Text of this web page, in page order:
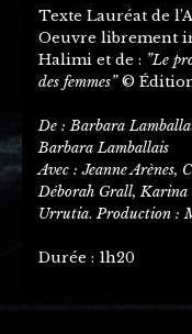
Texte Lauréat de
Oeuvre librement
Halimi et de : ”Le
des femmes”©
De : Barbara
Barbara Lamballais
Avec : Jeanne
Déborah Grall, Karina
Urrutia.Production :
Durée : 1h20